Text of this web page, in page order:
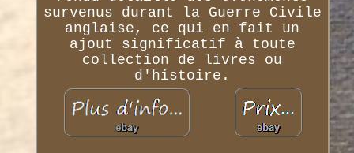
survenus durant la Guerre Civile
anglaise, ce qui en fait un
ajout significatif à toute
collection de livres ou
d'histoire.